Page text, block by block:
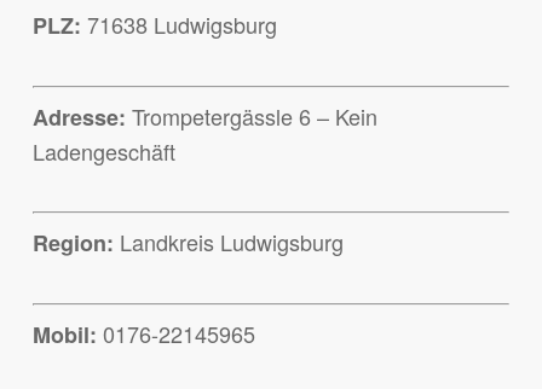
PLZ: 71638 Ludwigsburg
Adresse: Trompetergässle 6 – Kein
Ladengeschäft
Region: Landkreis Ludwigsburg
Mobil: 0176-22145965